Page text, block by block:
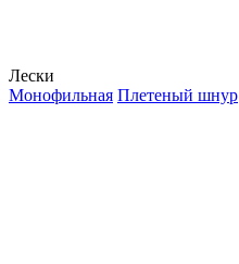
Лески
Монофильная Плетеный шнур